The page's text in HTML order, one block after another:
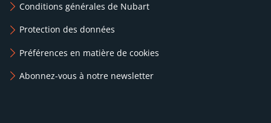
Conditions générales de Nubart
Protection des données
Préférences en matière de cookies
Abonnez-vous à notre newsletter